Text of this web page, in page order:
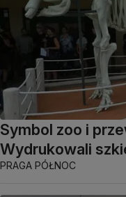
Symbol zoo i
Wydrukowali
PRAGA PÓŁNOC